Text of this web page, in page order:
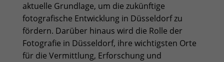
aktuelle Grundlage, um die zukünftige
fotografische Entwicklung in Düsseldorf zu
fördern. Darüber hinaus wird die Rolle der
Fotografie in Düsseldorf, ihre wichtigsten Orte
für die Vermittlung, Erforschung und